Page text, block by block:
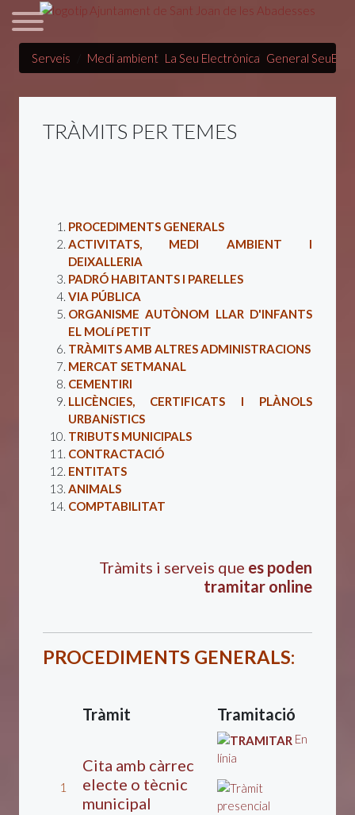
Serveis Medi ambient La Seu Electrònica General
TRÀMITS PER TEMES
PROCEDIMENTS GENERALS
ACTIVITATS, MEDI AMBIENT I
DEIXALLERIA
PADRÓ HABITANTS I PARELLES
VIA PÚBLICA
ORGANISME AUTÒNOM LLAR D'INFANTS
EL MOLí PETIT
TRÀMITS AMB ALTRES ADMINISTRACIONS
MERCAT SETMANAL
CEMENTIRI
LLICÈNCIES, CERTIFICATS I PLÀNOLS
URBANíSTICS
TRIBUTS MUNICIPALS
CONTRACTACIÓ
ENTITATS
ANIMALS
COMPTABILITAT
Tràmits i serveis que es poden
tramitar online
PROCEDIMENTS GENERALS:
Tràmit Tramitació
1
Cita amb càrrec
electe o tècnic
municipal
En
línia